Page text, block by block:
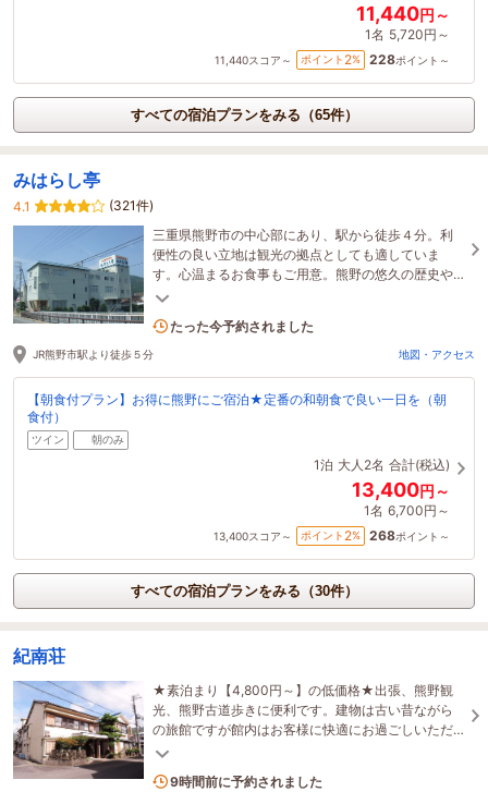
11,440円～
1名 5,720円～
11,440スコア～ ポイント 2% 228ポイント～
すべての宿泊プランをみる（65件）
みはらし亭
4.1
(321件)
三重県熊野市の中心部にあり、駅から徒歩４分。利
便性の良い立地は観光の拠点としても適していま
す。心温まるお食事もご用意。熊野の悠久の歴史や
大自然をお楽しみください。
1名がこの宿を見ています
JR熊野市駅より徒歩５分 地図・アクセス
【朝食付プラン】お得に熊野にご宿泊★定番の和朝食で良い一日を（朝
食付）
ツイン 朝のみ
1泊 大人2名 合計(税込)
13,400円～
1名 6,700円～
13,400スコア～ ポイント 2% 268ポイント～
すべての宿泊プランをみる（30件）
紀南荘
★素泊まり【4,800円～】の低価格★出張、熊野観
光、熊野古道歩きに便利です。建物は古い昔ながら
の旅館ですが館内はお客様に快適にお過ごしいただ
けるよう、毎日心を込めて清掃しています。
2名がこの宿を見ています